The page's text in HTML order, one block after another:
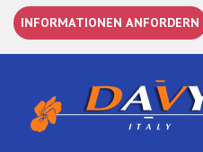
INFORMATIONEN ANFORDERN